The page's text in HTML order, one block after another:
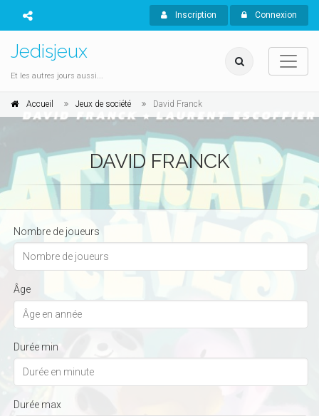
Inscription Connexion
Jedisjeux
Et les autres jours aussi...
Accueil Jeux de société David Franck
DAVID FRANCK
Nombre de joueurs
Âge
Durée min
Durée max